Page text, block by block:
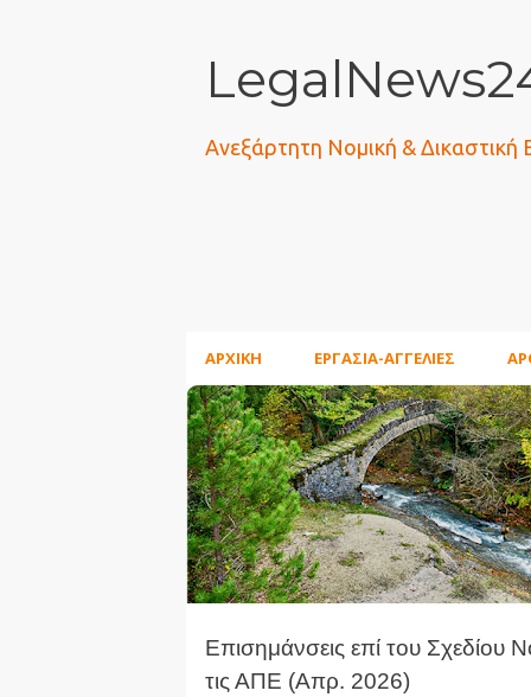
Ανεξάρτητη Νομική &
ΑΡΧΙΚΗ ΕΡΓΑΣΙΑ-ΑΓΓΕΛΙΕΣ
Α
ν
α
ρ
τ
ή
σ
Επισημάνσεις επί του Σχεδίου
τις ΑΠΕ (Απρ. 2026)